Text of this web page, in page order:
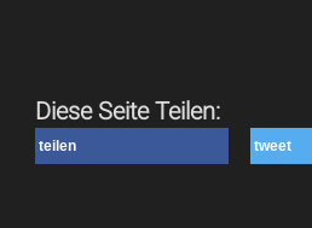
Diese Seite Teilen:
teilen tweet